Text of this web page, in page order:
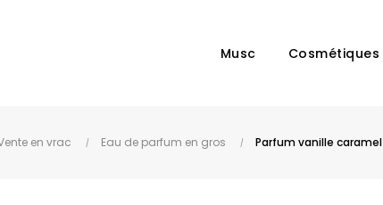
Musc Cosmétiques
en vrac Eau de parfum en gros Parfum vanille caramel